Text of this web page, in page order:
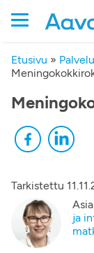
Etusivu »
Tarkistettu
ja